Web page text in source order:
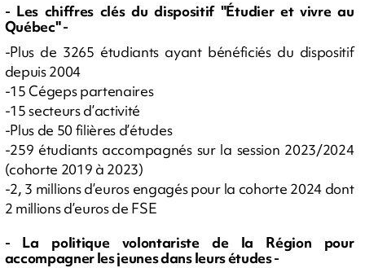
- Les chiffres clés du dispositif "Étudier et vivre au
Québec" -
-Plus de 3265 étudiants ayant bénéficiés du dispositif
depuis 2004
-15 Cégeps partenaires
-15 secteurs d’activité
-Plus de 50 filières d’études
-259 étudiants accompagnés sur la session 2023/2024
(cohorte 2019 à 2023)
-2, 3 millions d’euros engagés pour la cohorte 2024 dont
2 millions d’euros de FSE
- La politique volontariste de la Région pour
accompagner les jeunes dans leurs études -